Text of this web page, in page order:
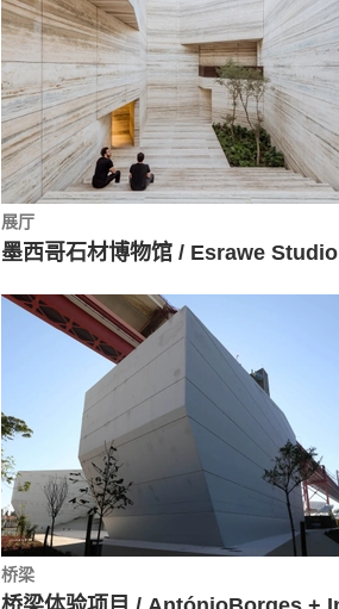
展厅
墨西哥石材博物馆 / Esrawe Studio
桥梁